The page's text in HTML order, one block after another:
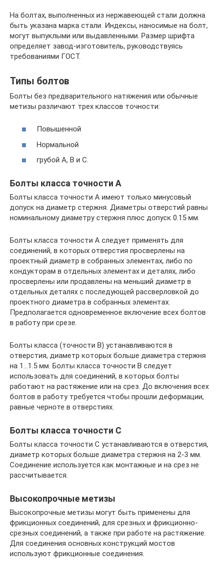
На болтах, выполненных из нержавеющей стали должна
быть указана марка стали. Индексы, наносимые на болт,
могут выпуклыми или выдавленными. Размер шрифта
определяет завод-изготовитель, руководствуясь
требованиями ГОСТ.
Типы болтов
Болты без предварительного натяжения или обычные
метизы различают трех классов точности:
Повышенной
Нормальной
грубой А, В и С.
Болты класса точности А
Болты класса точности А имеют только минусовый
допуск на диаметр стержня. Диаметры отверстий равны
номинальному диаметру стержня плюс допуск 0.15 мм.
Болты класса точности А следует применять для
соединений, в которых отверстия просверлены на
проектный диаметр в собранных элементах, либо по
кондукторам в отдельных элементах и деталях, либо
просверлены или продавлены на меньший диаметр в
отдельных деталях с последующей рассверловкой до
проектного диаметра в собранных элементах.
Предполагается одновременное включение всех болтов
в работу при срезе.
Болты класса (точности В) устанавливаются в
отверстия, диаметр которых больше диаметра стержня
на 1…1.5 мм. Болты класса точности В следует
использовать для соединений, в которых болты
работают на растяжение или на срез. До включения всех
болтов в работу требуется чтобы прошли деформации,
равные черноте в отверстиях.
Болты класса точности С
Болты класса точности С устанавливаются в отверстия,
диаметр которых больше диаметра стержня на 2-3 мм.
Соединение используется как монтажные и на срез не
рассчитывается.
Высокопрочные метизы
Высокопрочные метизы могут быть применены для
фрикционных соединений, для срезных и фрикционно-
срезных соединений, а также при работе на растяжение.
Для соединения основных конструкций мостов
используют фрикционные соединения.